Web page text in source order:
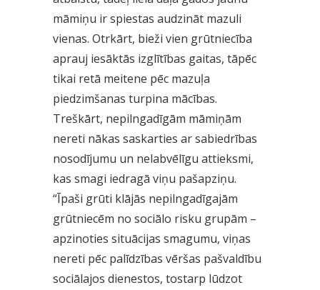
māmiņu ir spiestas audzināt mazuli
vienas. Otrkārt, bieži vien grūtniecība
aprauj iesāktās izglītības gaitas, tāpēc
tikai retā meitene pēc mazuļa
piedzimšanas turpina mācības.
Treškārt, nepilngadīgām māmiņām
nereti nākas saskarties ar sabiedrības
nosodījumu un nelabvēlīgu attieksmi,
kas smagi iedragā viņu pašapziņu.
“Īpaši grūti klājās nepilngadīgajām
grūtniecēm no sociālo risku grupām –
apzinoties situācijas smagumu, viņas
nereti pēc palīdzības vēršas pašvaldību
sociālajos dienestos, tostarp lūdzot